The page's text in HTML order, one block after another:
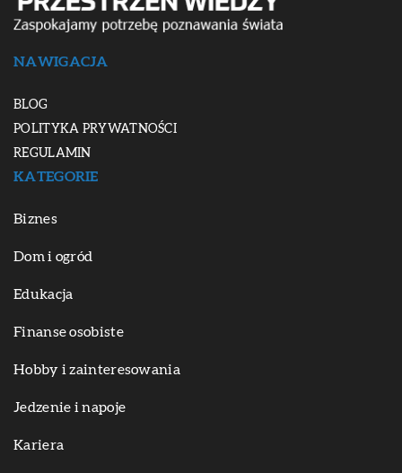
NAWIGACJA
BLOG
POLITYKA PRYWATNOŚCI
REGULAMIN
KATEGORIE
Biznes
Dom i ogród
Edukacja
Finanse osobiste
Hobby i zainteresowania
Jedzenie i napoje
Kariera